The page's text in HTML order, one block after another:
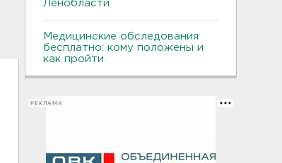
Ленобласти
Медицинские обследования
бесплатно: кому положены и
как пройти
РЕКЛАМА